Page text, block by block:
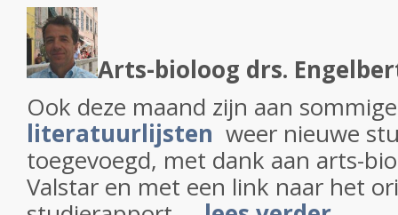
Arts-bioloog drs.
Ook deze maand zijn aan
literatuurlijsten weer nieuwe
toegevoegd, met dank aan arts-
Valstar en met een link naar het